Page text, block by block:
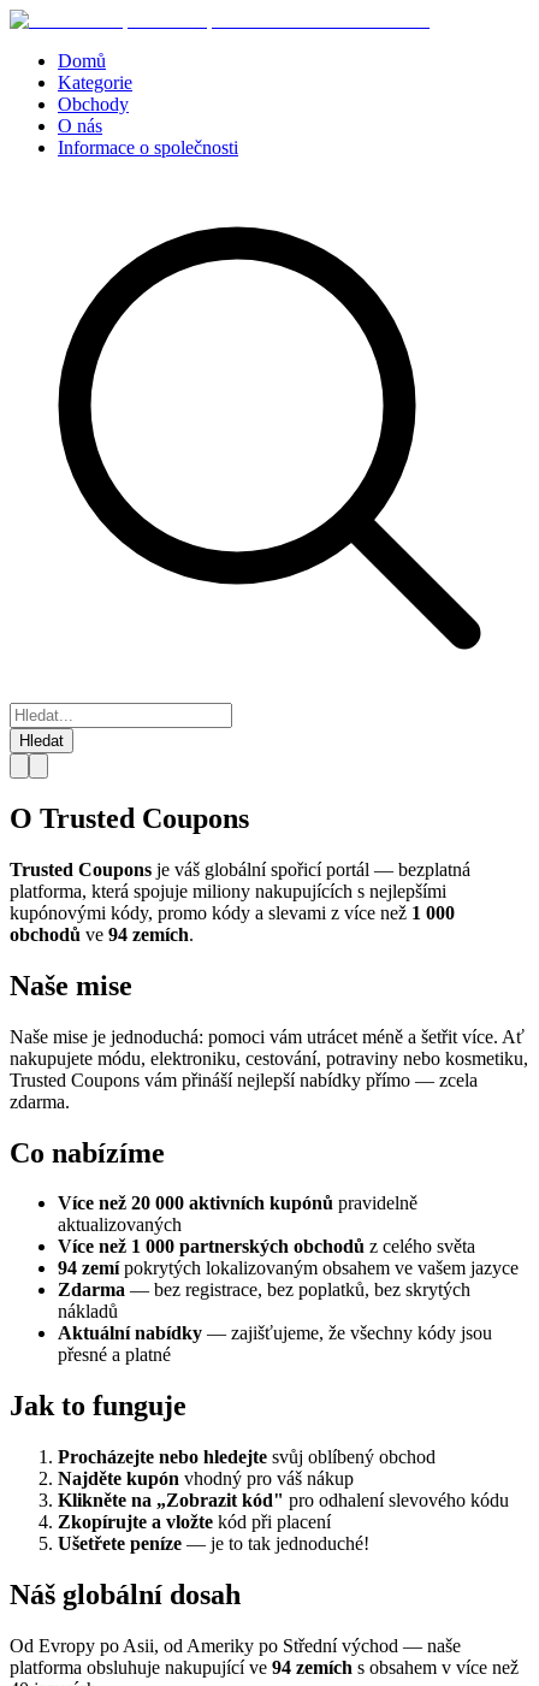
Domů
Kategorie
Obchody
O nás
Informace o společnosti
Hledat
O Trusted Coupons
Trusted Coupons je váš globální spořicí portál — bezplatná
platforma, která spojuje miliony nakupujících s nejlepšími
kupónovými kódy, promo kódy a slevami z více než 1 000
obchodů ve 94 zemích.
Naše mise
Naše mise je jednoduchá: pomoci vám utrácet méně a šetřit více. Ať
nakupujete módu, elektroniku, cestování, potraviny nebo kosmetiku,
Trusted Coupons vám přináší nejlepší nabídky přímo — zcela
zdarma.
Co nabízíme
Více než 20 000 aktivních kupónů pravidelně
aktualizovaných
Více než 1 000 partnerských obchodů z celého světa
94 zemípokrytých lokalizovaným obsahem ve vašem jazyce
Zdarma — bez registrace, bez poplatků, bez skrytých
nákladů
Aktuální nabídky — zajišťujeme, že všechny kódy jsou
přesné a platné
Jak to funguje
Procházejte nebo hledejte svůj oblíbený obchod
Najděte kupón vhodný pro váš nákup
Klikněte na „Zobrazit kód" pro odhalení slevového kódu
Zkopírujte a vložte kód při placení
Ušetřete peníze — je to tak jednoduché!
Náš globální dosah
Od Evropy po Asii, od Ameriky po Střední východ — naše
platforma obsluhuje nakupující ve 94 zemích s obsahem v více než